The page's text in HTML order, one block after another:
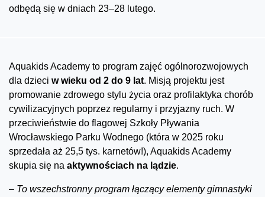
odbędą się w dniach 23–28 lutego.
Aquakids Academy to program zajęć ogólnorozwojowych
dla dzieci w wieku od 2 do 9 lat. Misją projektu jest
promowanie zdrowego stylu życia oraz profilaktyka chorób
cywilizacyjnych poprzez regularny i przyjazny ruch. W
przeciwieństwie do flagowej Szkoły Pływania
Wrocławskiego Parku Wodnego (która w 2025 roku
sprzedała aż 25,5 tys. karnetów!), Aquakids Academy
skupia się na aktywnościach na lądzie.
– To wszechstronny program łączący elementy gimnastyki